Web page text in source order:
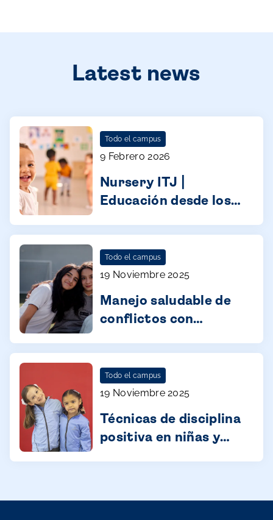
Latest news
Todo el campus
9 Febrero 2026
Nursery ITJ |
Educación desde los
Todo el campus
19 Noviembre 2025
Manejo saludable de
conflictos con
Todo el campus
19 Noviembre 2025
Técnicas de disciplina
positiva en niñas y